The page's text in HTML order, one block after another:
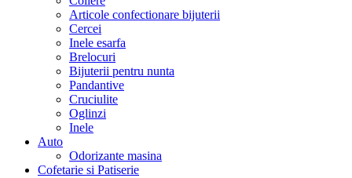
Articole confectionare bijuterii
Cercei
Inele esarfa
Brelocuri
Bijuterii pentru nunta
Pandantive
Cruciulite
Oglinzi
Inele
Auto
Odorizante masina
Cofetarie si Patiserie